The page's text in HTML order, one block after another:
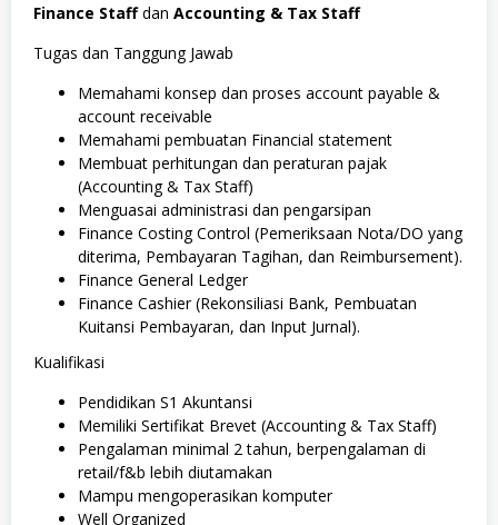
Finance Staffdan Accounting & Tax Staff
Tugas dan Tanggung Jawab
Memahami konsep dan proses account payable &
account receivable
Memahami pembuatan Financial statement
Membuat perhitungan dan peraturan pajak
(Accounting & Tax Staff)
Menguasai administrasi dan pengarsipan
Finance Costing Control (Pemeriksaan Nota/DO yang
diterima, Pembayaran Tagihan, dan Reimbursement).
Finance General Ledger
Finance Cashier (Rekonsiliasi Bank, Pembuatan
Kuitansi Pembayaran, dan Input Jurnal).
Kualifikasi
Pendidikan S1 Akuntansi
Memiliki Sertifikat Brevet (Accounting & Tax Staff)
Pengalaman minimal 2 tahun, berpengalaman di
retail/f&b lebih diutamakan
Mampu mengoperasikan komputer
Well Organized